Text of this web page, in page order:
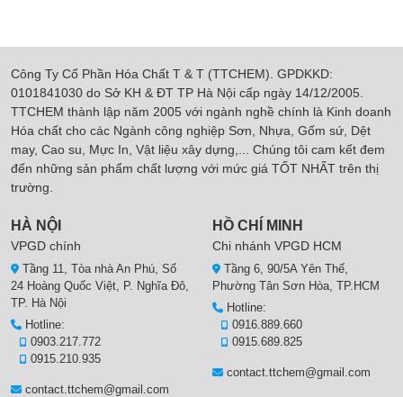
Công Ty Cổ Phần Hóa Chất T & T (TTCHEM). GPDKKD:
0101841030 do Sở KH & ĐT TP Hà Nội cấp ngày 14/12/2005.
TTCHEM thành lập năm 2005 với ngành nghề chính là Kinh doanh
Hóa chất cho các Ngành công nghiệp Sơn, Nhựa, Gốm sứ, Dệt
may, Cao su, Mực In, Vật liệu xây dựng,... Chúng tôi cam kết đem
đến những sản phẩm chất lượng với mức giá TỐT NHẤT trên thị
trường.
HÀ NỘI
VPGD chính
Tầng 11, Tòa nhà An Phú, Số
24 Hoàng Quốc Việt, P. Nghĩa Đô,
TP. Hà Nội
Hotline:
0903.217.772
0915.210.935
contact.ttchem@gmail.com
HỒ CHÍ MINH
Chi nhánh VPGD HCM
Tầng 6, 90/5A Yên Thế,
Phường Tân Sơn Hòa, TP.HCM
Hotline:
0916.889.660
0915.689.825
contact.ttchem@gmail.com